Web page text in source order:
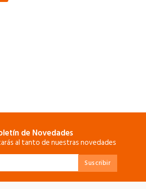
de Novedades
al tanto de nuestras novedades